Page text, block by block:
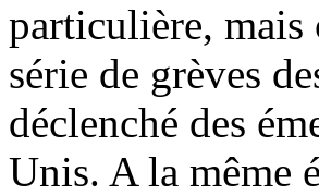
particulière, mais
série de grèves
déclenché des
Unis. A la même